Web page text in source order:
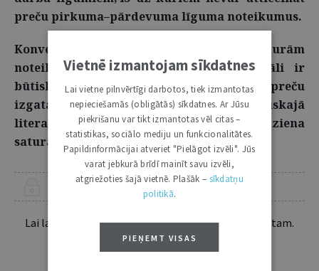
preču pirkuma–pārdevuma līguma noteikumus.
Konvencija nesniedz norādes, pēc kurām
noteikt, vai pircēja piegādātie materiāli ir
būtiska materiālu daļa, kas nepieciešama preču
izgatavošanai vai ražošanai. Juridiskajā
literatūrā ir ieteikti vairāki kritēriji šī jēdziena
satura piepildīšanai.
ŠIS RAKSTS PIEEJAMS “JURISTA VĀRDA” ABONENTIEM
Lai lasītu šo rakstu tālāk, Tev jābūt žurnāla abonentam.
Esošos abonentus lūdzam autorizēties:
Vietnē izmantojam sīkdatnes
Lai vietne pilnvērtīgi darbotos, tiek izmantotas
nepieciešamās (obligātās) sīkdatnes. Ar Jūsu
piekrišanu var tikt izmantotas vēl citas –
statistikas, sociālo mediju un funkcionalitātes.
Papildinformācijai atveriet "Pielāgot izvēli". Jūs
varat jebkurā brīdī mainīt savu izvēli,
atgriežoties šajā vietnē. Plašāk – sīkdatņu
politikā.
PIEŅEMT VISAS